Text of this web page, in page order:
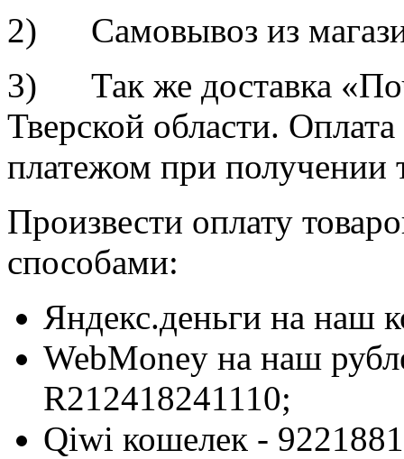
2) Самовывоз из
3) Так же доставка
Тверской области.
платежом при получении
Произвести оплату
способами:
Яндекс.деньги на наш
WebMoney на наш
R212418241110;
Qiwi кошелек -